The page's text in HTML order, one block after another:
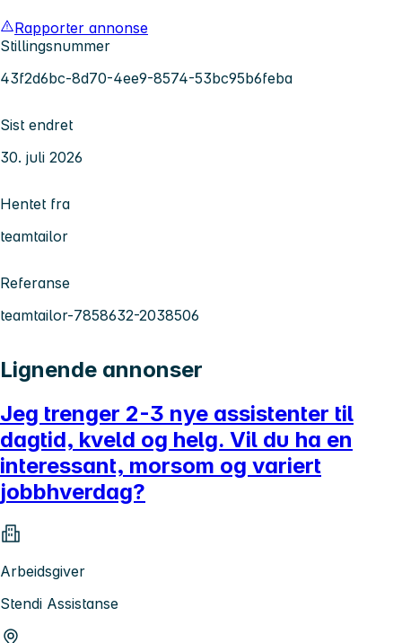
Rapporter annonse
Stillingsnummer
43f2d6bc-8d70-4ee9-8574-53bc95b6feba
Sist endret
30. juli 2026
Hentet fra
teamtailor
Referanse
teamtailor-7858632-2038506
Lignende annonser
Jeg trenger 2-3 nye assistenter til
dagtid, kveld og helg. Vil du ha en
interessant, morsom og variert
jobbhverdag?
Arbeidsgiver
Stendi Assistanse